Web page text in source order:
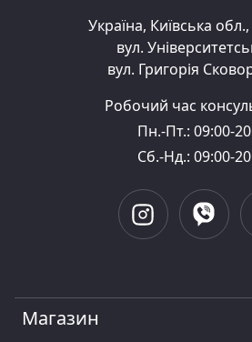
Україна, Київська
вул.
вул. Григорія
Робочий час
Пн.-Пт.: 09:00-
Сб.-Нд.: 09:00-
Магазин